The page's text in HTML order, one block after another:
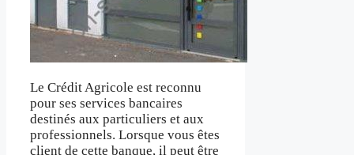
Le Crédit Agricole est reconnu
pour ses services bancaires
destinés aux particuliers et aux
professionnels. Lorsque vous êtes
client de cette banque, il peut être